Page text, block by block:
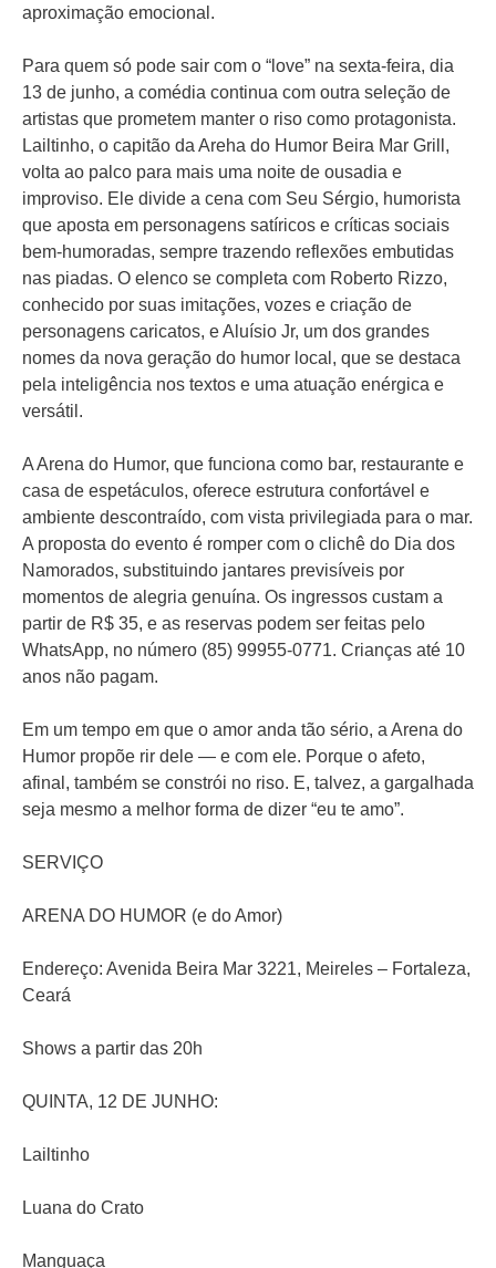
aproximação emocional.
Para quem só pode sair com o “love” na sexta-feira, dia
13 de junho, a comédia continua com outra seleção de
artistas que prometem manter o riso como protagonista.
Lailtinho, o capitão da Areha do Humor Beira Mar Grill,
volta ao palco para mais uma noite de ousadia e
improviso. Ele divide a cena com Seu Sérgio, humorista
que aposta em personagens satíricos e críticas sociais
bem-humoradas, sempre trazendo reflexões embutidas
nas piadas. O elenco se completa com Roberto Rizzo,
conhecido por suas imitações, vozes e criação de
personagens caricatos, e Aluísio Jr, um dos grandes
nomes da nova geração do humor local, que se destaca
pela inteligência nos textos e uma atuação enérgica e
versátil.
A Arena do Humor, que funciona como bar, restaurante e
casa de espetáculos, oferece estrutura confortável e
ambiente descontraído, com vista privilegiada para o mar.
A proposta do evento é romper com o clichê do Dia dos
Namorados, substituindo jantares previsíveis por
momentos de alegria genuína. Os ingressos custam a
partir de R$ 35, e as reservas podem ser feitas pelo
WhatsApp, no número (85) 99955-0771. Crianças até 10
anos não pagam.
Em um tempo em que o amor anda tão sério, a Arena do
Humor propõe rir dele — e com ele. Porque o afeto,
afinal, também se constrói no riso. E, talvez, a gargalhada
seja mesmo a melhor forma de dizer “eu te amo”.
SERVIÇO
ARENA DO HUMOR (e do Amor)
Endereço: Avenida Beira Mar 3221, Meireles – Fortaleza,
Ceará
Shows a partir das 20h
QUINTA, 12 DE JUNHO:
Lailtinho
Luana do Crato
Manguaça